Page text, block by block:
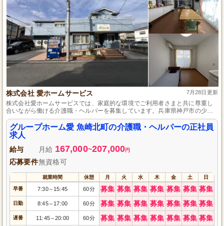
株式会社 愛ホームサービス 7月28日更新
株式会社愛ホームサービスでは、家庭的な環境でご利用者さまと共に尊重し
合いながら働ける介護職・ヘルパーを募集しています。兵庫県神戸市の少人
数制グループホームで、食事や入浴の身体介助、日常生活全般の援助を行い
ます。月9日の休日や時間外勤務の少なさも魅力。資格や能力に応じた手当や
年2回の賞与もあり、働き甲斐のある職場です。皆さまのご応募をお待ちして
います。
グループホーム愛 魚崎北町の介護職・ヘルパーの正社員
求人
給与 月給 167,000~207,000円
応募要件無資格可
就業時間 休憩 月 火 水 木 金 土 日
早番 7:30～ 15:45 60分 募集 募集 募集 募集 募集 募集 募集
日勤 8:45～ 17:00 60分 募集 募集 募集 募集 募集 募集 募集
遅番 11:45～20:00 60分 募集 募集 募集 募集 募集 募集 募集